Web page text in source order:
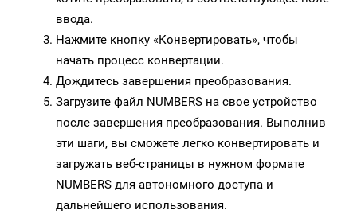
ввода.
Нажмите кнопку «Конвертировать», чтобы
начать процесс конвертации.
Дождитесь завершения преобразования.
Загрузите файл NUMBERS на свое устройство
после завершения преобразования. Выполнив
эти шаги, вы сможете легко конвертировать и
загружать веб-страницы в нужном формате
NUMBERS для автономного доступа и
дальнейшего использования.